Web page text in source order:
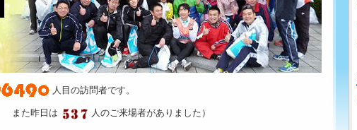
人目の訪問者です。
また昨日は 人のご来場者がありました）